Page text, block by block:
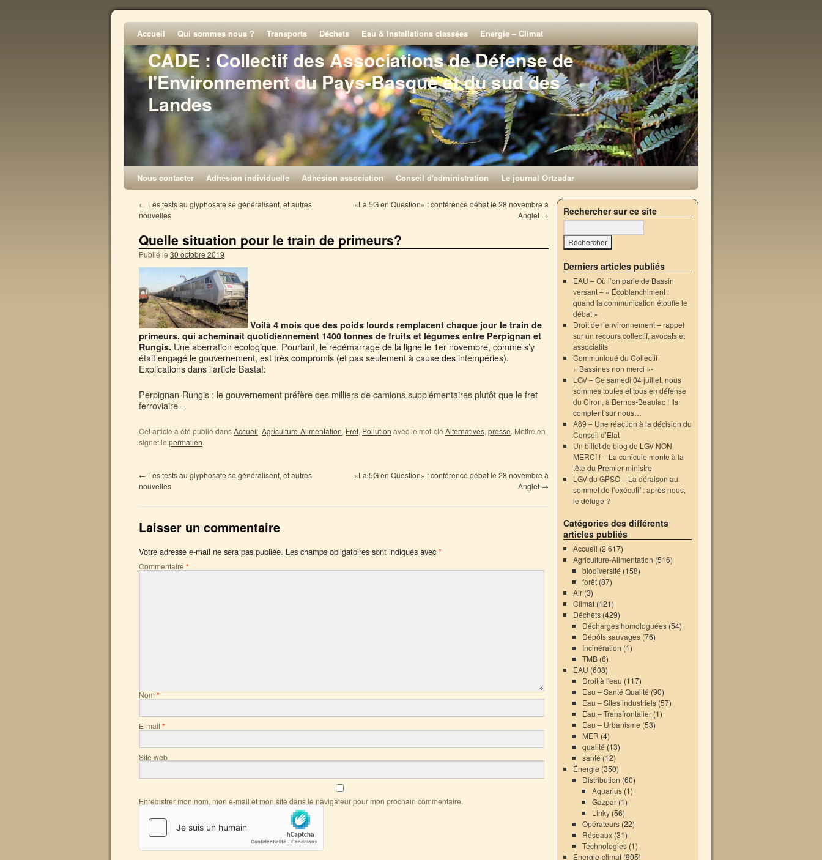
CADE : Collectif des Associations de Défense de
l'Environnement du Pays-Basque et du sud des
Landes
Accueil Qui sommes nous ? Transports Déchets Eau & Installations classées Energie – Climat
Nous contacter Adhésion individuelle Adhésion association Conseil d'administration Le journal Ortzadar
← Les tests au glyphosate se généralisent, et autres
nouvelles
«La 5G en Question» : conférence débat le 28 novembre à
Anglet →
Quelle situation pour le train de primeurs?
Publié le 30 octobre 2019
Voilà 4 mois que des poids lourds remplacent chaque jour le train de
primeurs, qui acheminait quotidiennement 1400 tonnes de fruits et légumes entre Perpignan et
Rungis. Une aberration écologique. Pourtant, le redémarrage de la ligne le 1er novembre, comme s’y
était engagé le gouvernement, est très compromis (et pas seulement à cause des intempéries).
Explications dans l’article Basta!:
Perpignan-Rungis : le gouvernement préfère des milliers de camions supplémentaires plutôt que le fret
ferroviaire–
Cet article a été publié dansAccueil, Agriculture-Alimentation, Fret, Pollution avec le mot-clé Alternatives, presse. Mettre en
signet le permalien.
← Les tests au glyphosate se généralisent, et autres
nouvelles
«La 5G en Question» : conférence débat le 28 novembre à
Anglet →
Laisser un commentaire
Votre adresse e-mail ne sera pas publiée. Les champs obligatoires sont indiqués avec *
Commentaire *
Nom*
E-mail *
Site web
Enregistrer mon nom, mon e-mail et mon site dans le navigateur pour mon prochain commentaire.
Rechercher sur ce site
Derniers articles publiés
EAU – Où l’on parle de Bassin
versant – « Écoblanchiment :
quand la communication étouffe le
débat »
Droit de l’environnement – rappel
sur un recours collectif, avocats et
associatifs
Communiqué du Collectif
« Bassines non merci »-
LGV – Ce samedi 04 juillet, nous
sommes toutes et tous en défense
du Ciron, à Bernos-Beaulac ! Ils
comptent sur nous…
A69 – Une réaction à la décision du
Conseil d’Etat
Un billet de blog de LGV NON
MERCI ! – La canicule monte à la
tête du Premier ministre
LGV du GPSO – La déraison au
sommet de l’exécutif : après nous,
le déluge ?
Catégories des différents
articles publiés
Accueil (2 617)
Agriculture-Alimentation (516)
biodiversité (158)
forêt (87)
Air(3)
Climat(121)
Déchets(429)
Décharges homologuées (54)
Dépôts sauvages (76)
Incinération (1)
TMB (6)
EAU (608)
Droit à l'eau (117)
Eau – Santé Qualité (90)
Eau – Sites industriels (57)
Eau – Transfrontalier (1)
Eau – Urbanisme (53)
MER (4)
qualité (13)
santé (12)
Énergie (350)
Distribution (60)
Aquarius(1)
Gazpar(1)
Linky(56)
Opérateurs (22)
Réseaux (31)
Technologies (1)
Energie-climat(905)